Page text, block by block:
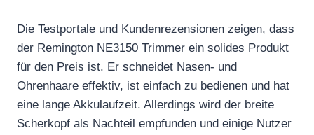
Die Testportale und Kundenrezensionen zeigen, dass
der Remington NE3150 Trimmer ein solides Produkt
für den Preis ist. Er schneidet Nasen- und
Ohrenhaare effektiv, ist einfach zu bedienen und hat
eine lange Akkulaufzeit. Allerdings wird der breite
Scherkopf als Nachteil empfunden und einige Nutzer